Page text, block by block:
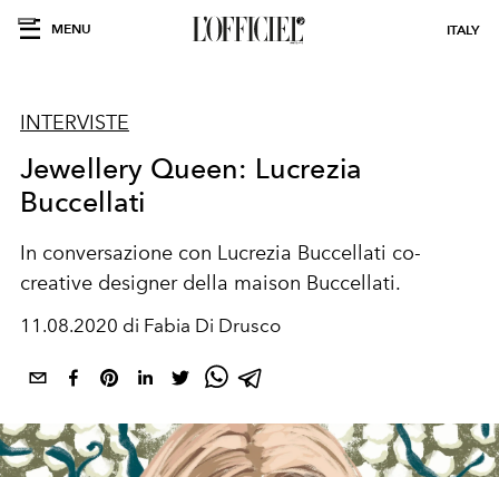
MENU ITALY
INTERVISTE
Jewellery Queen: Lucrezia
Buccellati
In conversazione con Lucrezia Buccellati co-
creative designer della maison Buccellati.
11.08.2020 di Fabia Di Drusco